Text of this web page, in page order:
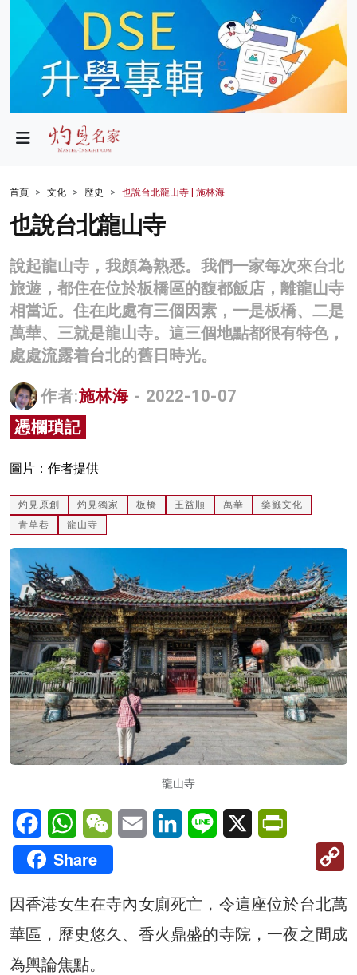
政局
財經
生活
商業
科技
影片
名家榜
灼見活動
首頁 文化 歷史 也說台北龍山寺 | 施林海
也說台北龍山寺
說起龍山寺，我頗為熟悉。我們一家每次來台北
旅遊，都住在位於板橋區的馥都飯店，離龍山寺
相當近。住在此處有三個因素，一是板橋、二是
萬華、三就是龍山寺。這三個地點都很有特色，
處處流露着台北的舊日時光。
作者:施林海 - 2022-10-07
憑欄瑣記
圖片：作者提供
灼見原創 灼見獨家 板橋 王益順 萬華
藥籤文化
青草巷
龍山寺
龍山寺
FacebookWhatsAppWeChatEmail LinkedInLine X
Share
因香港女生在寺內女廁死亡，令這座位於台北萬
華區，歷史悠久、香火鼎盛的寺院，一夜之間成
為輿論焦點。